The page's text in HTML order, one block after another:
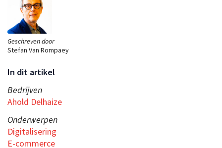
Geschreven door
Stefan Van Rompaey
In dit artikel
Bedrijven
Ahold Delhaize
Onderwerpen
Digitalisering
E-commerce